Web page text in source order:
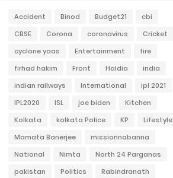
Accident Binod Budget21
cbi
CBSE
Corona coronavirus
Cricket
cyclone yaas
Entertainment
fire
firhad hakim
Front Haldia
india
indian railways
International
ipl 2021
IPL2020
ISL joe biden
Kitchen
Kolkata
kolkata Police KP
Lifestyle
Mamata Banerjee
missionnabanna
National
Nimta
North 24 Parganas
pakistan
Politics
Rabindranath